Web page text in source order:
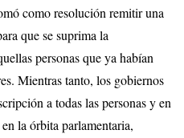
como resolución remitir una
que se suprima la
personas que ya habían
Mientras tanto, los gobiernos
a todas las personas y en
la órbita parlamentaria,